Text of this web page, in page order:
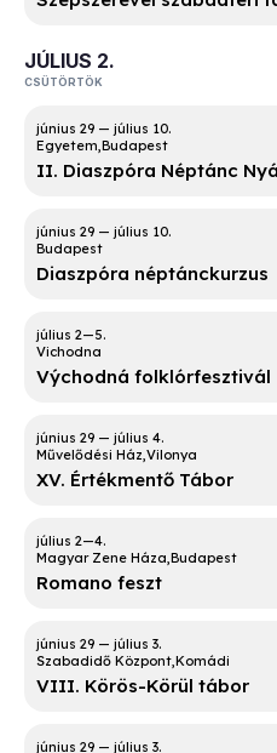
JÚLIUS 2.
CSÜTÖRTÖK
Egyetem Budapest
II. Diaszpóra Néptánc
Budapest
Diaszpóra néptánckurzus
Vichodna
Východná folklórfesztivál
Művelődési Ház Vilonya
XV. Értékmentő Tábor
Magyar Zene Háza Budapest
Romano feszt
Szabadidő Központ Komádi
VIII. Körös-Körül tábor